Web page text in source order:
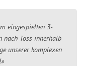
eingespielten 3-
nach Töss innerhalb
unserer komplexen